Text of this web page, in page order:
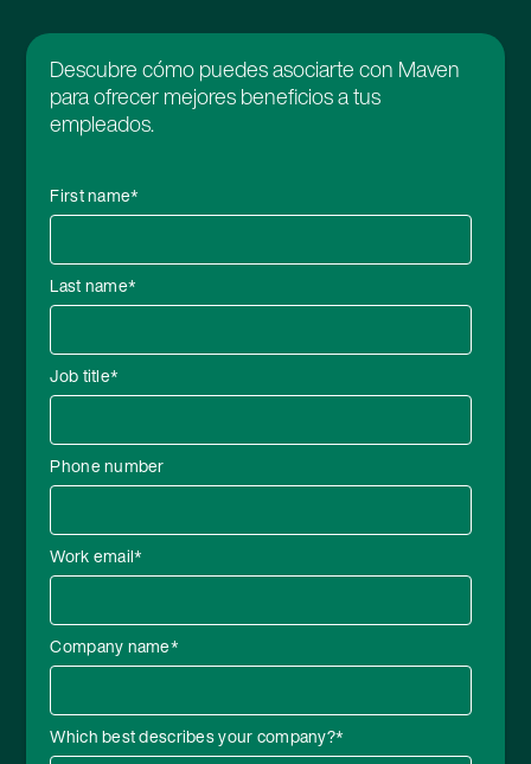
Descubre cómo puedes asociarte con Maven
para ofrecer mejores beneficios a tus
empleados.
First name*
Last name*
Job title*
Phone number
Work email*
Company name*
Which best describes your company?*